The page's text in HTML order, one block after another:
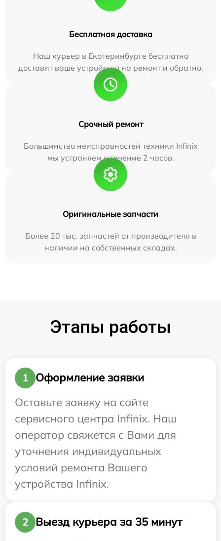
Бесплатная доставка
Наш курьер в Екатеринбурге бесплатно
доставит ваше устройство на ремонт и обратно.
Срочный ремонт
Большинство неисправностей техники Infinix
мы устраняем в течение 2 часов.
Оригинальные запчасти
Более 20 тыс. запчастей от производителя в
наличии на собственных складах.
Этапы работы
1
Оформление заявки
Оставьте заявку на сайте
сервисного центра Infinix. Наш
оператор свяжется с Вами для
уточнения индивидуальных
условий ремонта Вашего
устройства Infinix.
2
Выезд курьера за 35 минут